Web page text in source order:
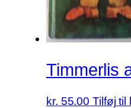
Timmerlis
kr. 55.00 Tilføj til